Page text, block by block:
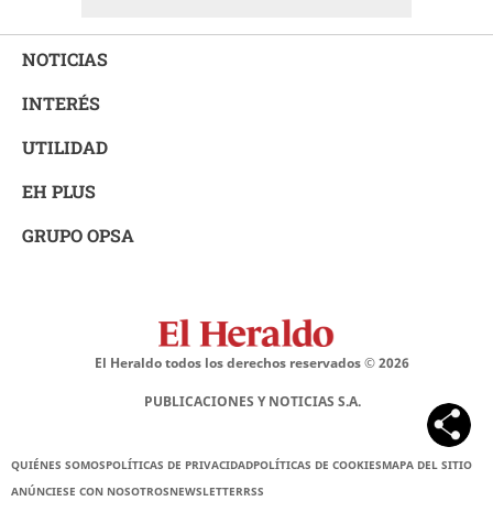
NOTICIAS
INTERÉS
UTILIDAD
EH PLUS
GRUPO OPSA
El Heraldo todos los derechos reservados ©2026
PUBLICACIONES Y NOTICIAS S.A.
QUIÉNES SOMOSPOLÍTICAS DE PRIVACIDADPOLÍTICAS DE COOKIESMAPA DEL SITIO
ANÚNCIESE CON NOSOTROSNEWSLETTERRSS